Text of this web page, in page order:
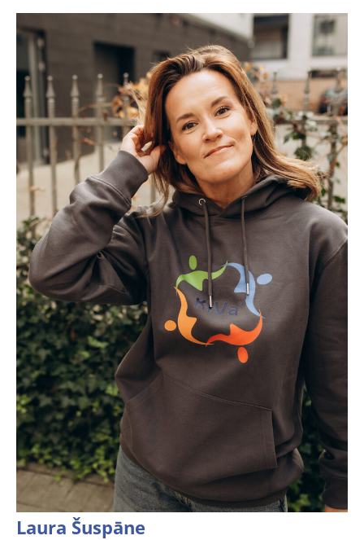
Laura Šuspāne